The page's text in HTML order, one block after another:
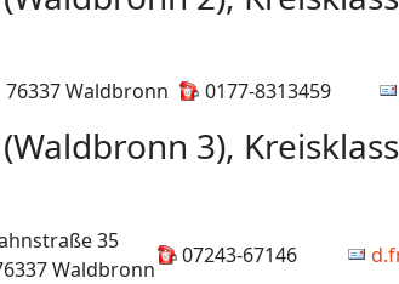
76337 Waldbronn 0177-8313459
3),
35
Waldbronn
07243-67146